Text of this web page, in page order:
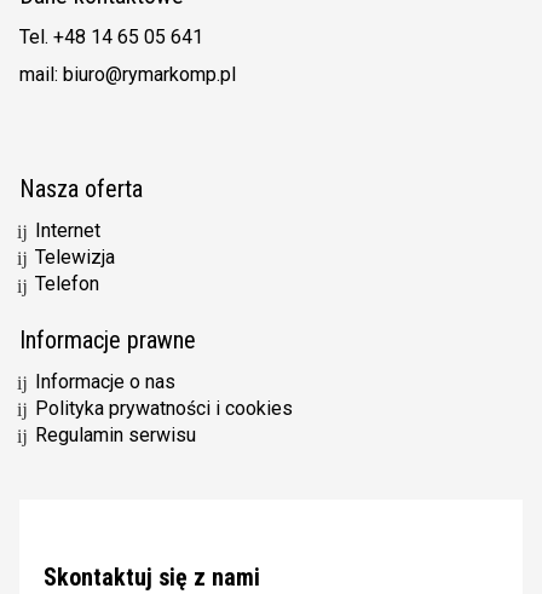
Tel. +48 14 65 05 641
mail: biuro@rymarkomp.pl
Nasza oferta
Internet
Telewizja
Telefon
Informacje prawne
Informacje o nas
Polityka prywatności i cookies
Regulamin serwisu
Skontaktuj się z nami